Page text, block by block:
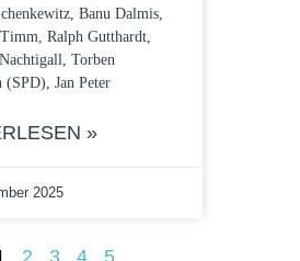
Banu Dalmis,
Ralph Gutthardt,
Torben
(SPD), Jan Peter
»
2025
2 3 4 5